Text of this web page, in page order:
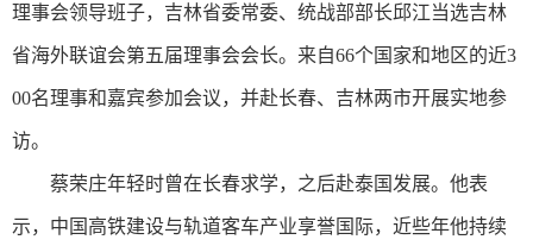
理事会领导班子，吉林省委常委、统战部部长邱江当选吉林
省海外联谊会第五届理事会会长。来自66个国家和地区的近3
00名理事和嘉宾参加会议，并赴长春、吉林两市开展实地参
访。
蔡荣庄年轻时曾在长春求学，之后赴泰国发展。他表
示，中国高铁建设与轨道客车产业享誉国际，近些年他持续